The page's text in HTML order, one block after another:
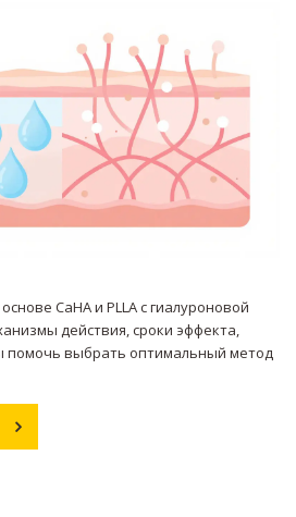
CaHA и PLLA с гиалуроновой
действия, сроки эффекта,
помочь выбрать оптимальный метод